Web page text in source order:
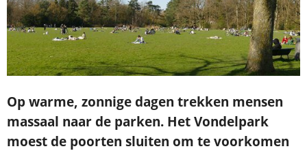
Op warme, zonnige dagen trekken mensen
massaal naar de parken. Het Vondelpark
moest de poorten sluiten om te voorkomen